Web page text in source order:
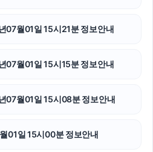
07월01일 15시21분 정보안내
07월01일 15시15분 정보안내
07월01일 15시08분 정보안내
01일 15시00분 정보안내